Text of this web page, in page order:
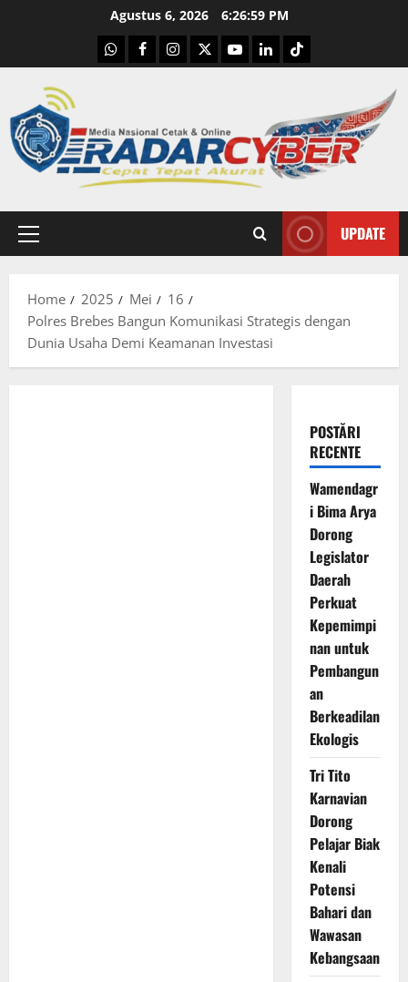
Agustus 6, 2026 6:27:00 PM
WhatsApp
Facebook
Instagram
X YoutubelinkedinTiktok
Primary
UPDATE
Home 2025 Mei
16
Polres Brebes Bangun Komunikasi Strategis dengan
Dunia Usaha Demi Keamanan Investasi
POSTĂRI
RECENTE
Wamendagr
i Bima Arya
Dorong
Legislator
Daerah
Perkuat
Kepemimpi
nan untuk
Pembangun
an
Berkeadilan
Ekologis
Tri Tito
Karnavian
Dorong
Pelajar Biak
Kenali
Potensi
Bahari dan
Wawasan
Kebangsaan